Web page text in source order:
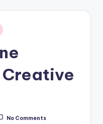
No Comments